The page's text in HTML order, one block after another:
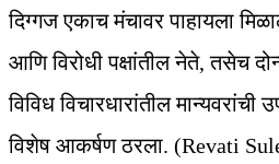
दिग्गज एकाच मंचावर पाहायला
आणि विरोधी पक्षांतील नेते, तसेच
विविध विचारधारांतील मान्यवरांची
विशेष आकर्षण ठरला. (Revati